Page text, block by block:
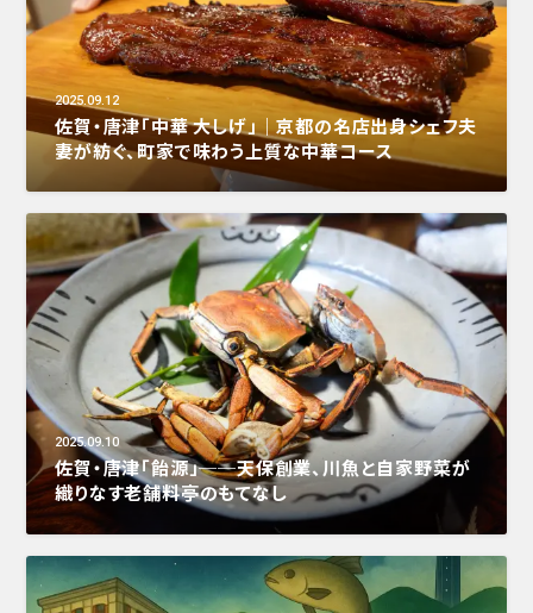
2025.09.12
佐賀・唐津「中華 大しげ」｜京都の名店出身シェフ夫
妻が紡ぐ、町家で味わう上質な中華コース
2025.09.10
佐賀・唐津「飴源」──天保創業、川魚と自家野菜が
織りなす老舗料亭のもてなし